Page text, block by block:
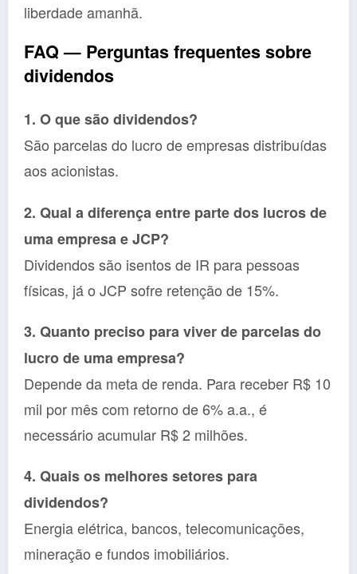
liberdade amanhã.
FAQ — Perguntas frequentes sobre
dividendos
1. O que são dividendos?
São parcelas do lucro de empresas distribuídas
aos acionistas.
2. Qual a diferença entre parte dos lucros de
uma empresa e JCP?
Dividendos são isentos de IR para pessoas
físicas, já o JCP sofre retenção de 15%.
3. Quanto preciso para viver de parcelas do
lucro de uma empresa?
Depende da meta de renda. Para receber R$ 10
mil por mês com retorno de 6% a.a., é
necessário acumular R$ 2 milhões.
4. Quais os melhores setores para
dividendos?
Energia elétrica, bancos, telecomunicações,
mineração e fundos imobiliários.